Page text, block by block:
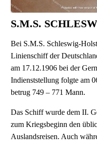
S.M.S.
Bei S.M.S. Schleswig-
Linienschiff der
am 17.12.1906 bei der
Indienststellung folgte am
betrug 749 – 771 Mann.
Das Schiff wurde dem II.
zum Kriegsbeginn den
Auslandsreisen. Auch